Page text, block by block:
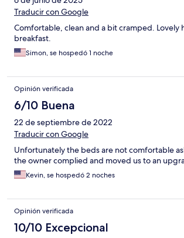
Traducir con Google
Comfortable, clean and a bit cramped. Lovely
breakfast.
Simon, se hospedó 1 noche
Opinión verificada
6/10 Buena
22 de septiembre de 2022
Traducir con Google
Unfortunately the beds are not comfortable
the owner complied and moved us to an
Kevin, se hospedó 2 noches
Opinión verificada
10/10 Excepcional